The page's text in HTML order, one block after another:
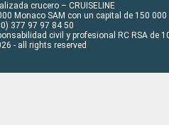
crucero – CRUISELINE
Monaco SAM con un capital de 150 000
377 97 97 84 50
civil y profesional RC RSA de
- all rights reserved